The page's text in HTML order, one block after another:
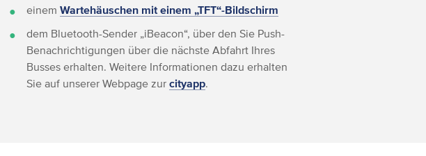
einemWartehäuschen mit einem „TFT“-Bildschirm
dem Bluetooth-Sender „iBeacon“, über den Sie Push-
Benachrichtigungen über die nächste Abfahrt Ihres
Busses erhalten. Weitere Informationen dazu erhalten
Sie auf unserer Webpage zurcityapp.